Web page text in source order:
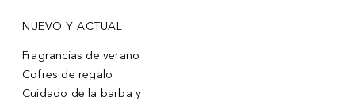
NUEVO Y ACTUAL
Fragrancias de verano
Cofres de regalo
Cuidado de la barba y